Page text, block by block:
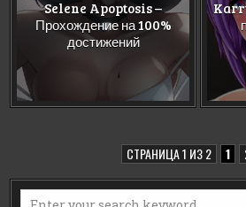
Selene Apoptosis –
Прохождение на 100%
достижений
СТРАНИЦА 1 ИЗ 2 1
Search